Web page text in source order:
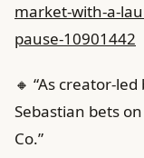
market-with-a-
pause-10901442
🔸 “As creator-
Sebastian bets
Co.”